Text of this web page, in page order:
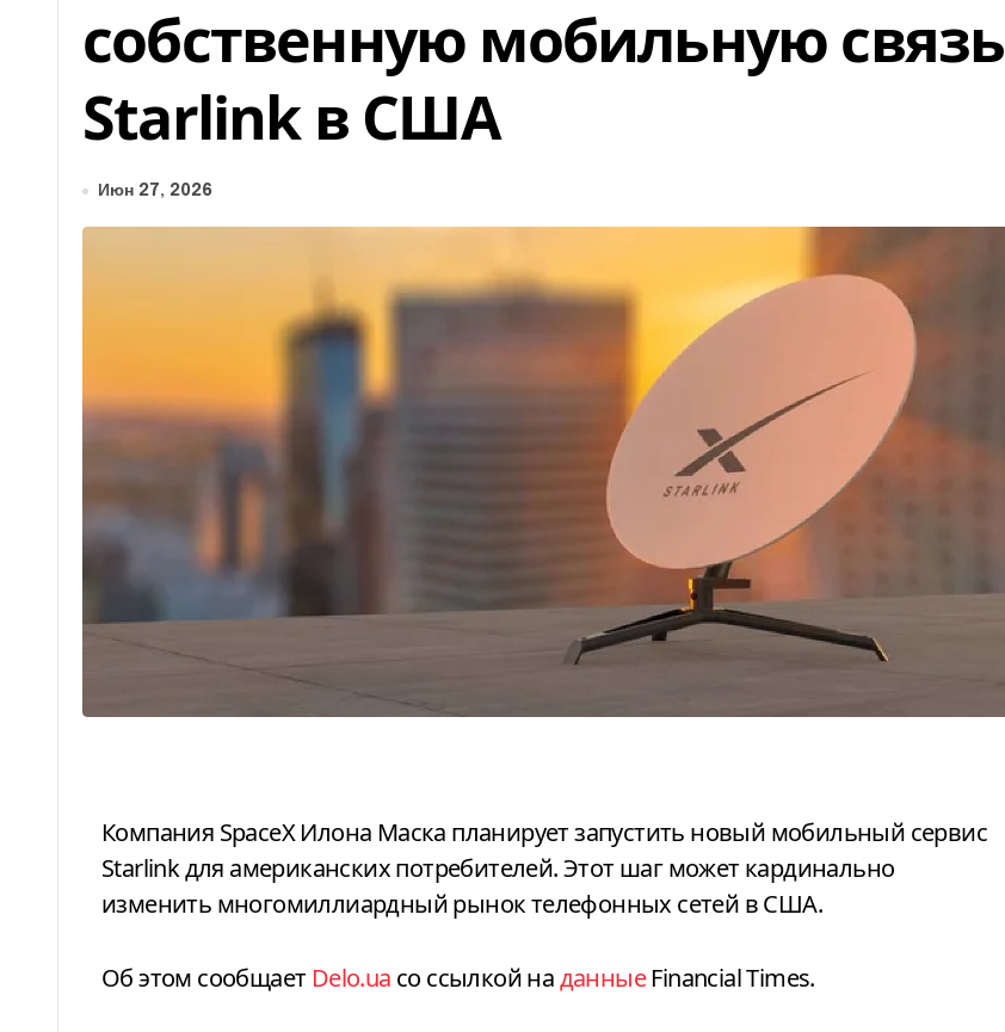
собственную мобильную связь
Starlink в США
Июн 27, 2026
Компания SpaceX Илона Маска планирует запустить новый мобильный сервис
Starlink для американских потребителей. Этот шаг может кардинально
изменить многомиллиардный рынок телефонных сетей в США.
Об этом сообщает Delo.ua со ссылкой наданные Financial Times.